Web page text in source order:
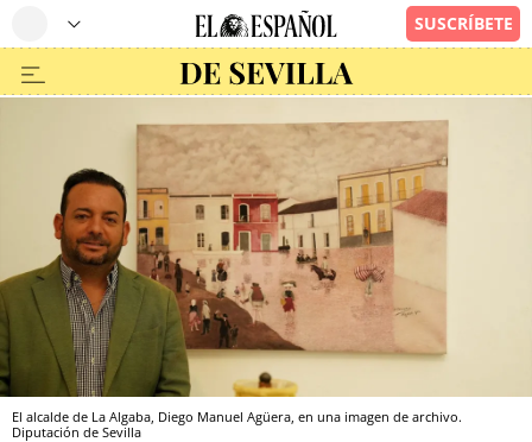
El alcalde de La Algaba, Diego Manuel Agüera, en una imagen de archivo.
Diputación de Sevilla